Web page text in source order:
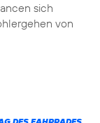
sich
von